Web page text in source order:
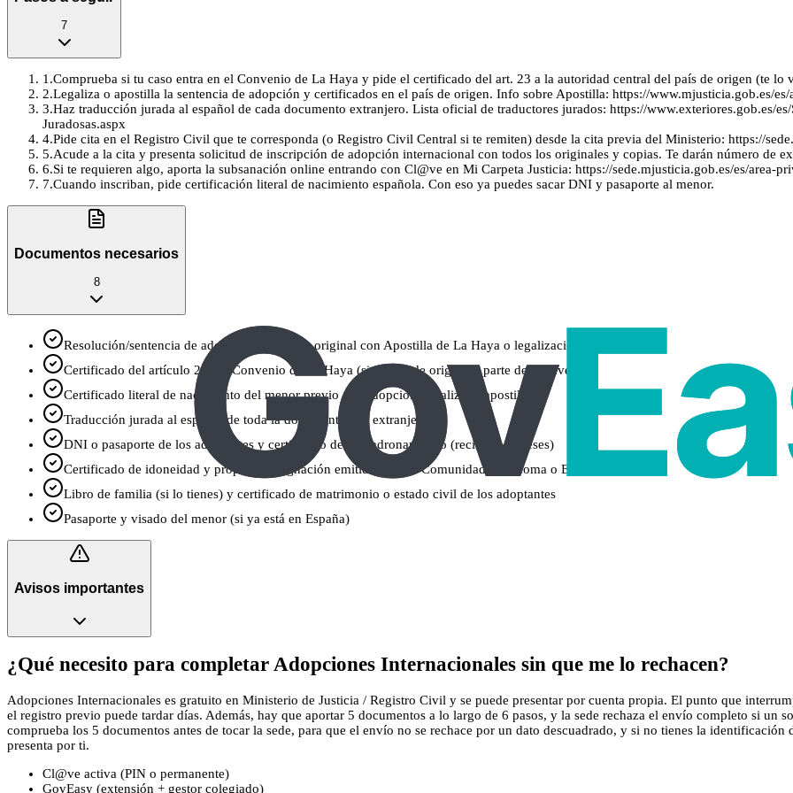
7
1 .Comprueba si tu caso entra en el Convenio de La Haya y pide el certificado del art. 23 a la autoridad central del país de origen (te lo
2.Legaliza o apostilla la sentencia de adopción y certificados en el país de origen. Info sobre Apostilla: https://www.mjusticia.gob.es/es/
3.Haz traducción jurada al español de cada documento extranjero. Lista oficial de traductores jurados: https://www.exteriores.gob.es/
Juradosas.aspx
4.Pide cita en el Registro Civil que te corresponda (o Registro Civil Central si te remiten) desde la cita previa del Ministerio: https://
5.Acude a la cita y presenta solicitud de inscripción de adopción internacional con todos los originales y copias. Te darán número de
6.Si te requieren algo, aporta la subsanación online entrando con Cl@ve en Mi Carpeta Justicia: https://sede.mjusticia.gob.es/es/area-
7.Cuando inscriban, pide certificación literal de nacimiento española. Con eso ya puedes sacar DNI y pasaporte al menor.
Documentos necesarios
8
Resolución/sentencia de adopción extranjera original con Apostilla de La Haya o legalización consular
Certificado del artículo 23 del Convenio de La Haya (si el país de origen es parte del Convenio)
Certificado literal de nacimiento del menor previo a la adopción, legalizado/apostillado
Traducción jurada al español de toda la documentación extranjera
DNI o pasaporte de los adoptantes y certificado de empadronamiento (reciente, 3 meses)
Certificado de idoneidad y propuesta/asignación emitidos por tu Comunidad Autónoma o ECAI
Libro de familia (si lo tienes) y certificado de matrimonio o estado civil de los adoptantes
Pasaporte y visado del menor (si ya está en España)
Avisos importantes
¿Qué necesito para completar Adopciones Internacionales sin que me lo rechacen?
Adopciones Internacionales es gratuito en Ministerio de Justicia / Registro Civil y se puede presentar por cuenta propia. El punto que
el registro previo puede tardar días. Además, hay que aportar 5 documentos a lo largo de 6 pasos, y la sede rechaza el envío completo si un
comprueba los 5 documentos antes de tocar la sede, para que el envío no se rechace por un dato descuadrado, y si no tienes la
presenta por ti.
Cl@ve activa (PIN o permanente)
GovEasy (extensión + gestor colegiado)